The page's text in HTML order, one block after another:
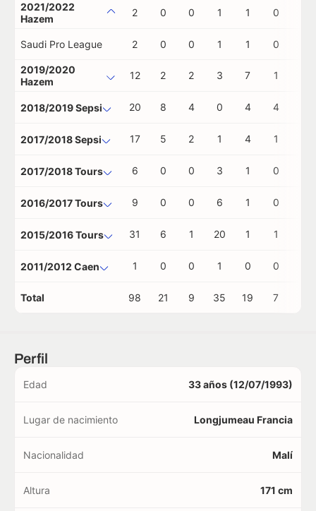
2021/2022
Hazem
2 0 0 1 1 0
Saudi Pro League 2 0 0 1 1 0
2019/2020
Hazem
12 2 2 3 7 1
2018/2019 Sepsi 20 8 4 0 4 4
2017/2018 Sepsi 17 5 2 1 4 1
2017/2018 Tours 6 0 0 3 1 0
2016/2017 Tours 9 0 0 6 1 0
2015/2016 Tours 31 6 1 20 1 1
2011/2012 Caen 1 0 0 1 0 0
Total 98 21 9 35 19 7
Perfil
Edad 33 años (12/07/1993)
Lugar de nacimiento Longjumeau Francia
Nacionalidad Malí
Altura 171 cm